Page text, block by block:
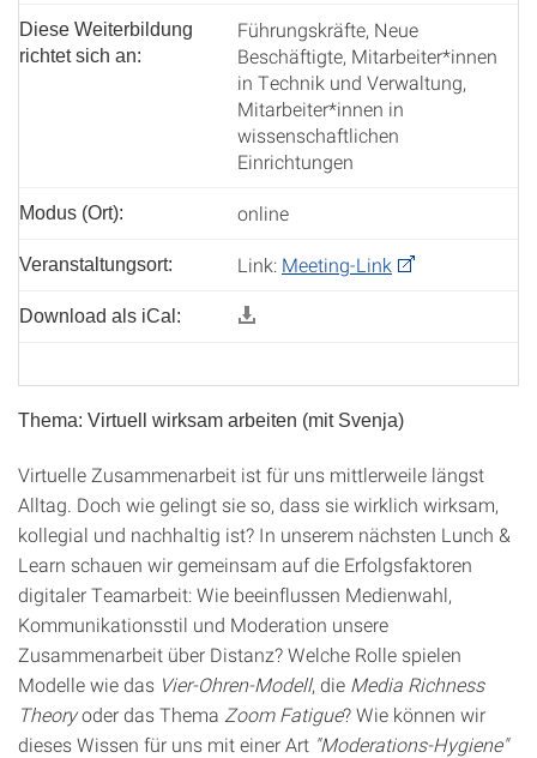
Diese Weiterbildung
richtet sich an:
Führungskräfte, Neue
Beschäftigte, Mitarbeiter*innen
in Technik und Verwaltung,
Mitarbeiter*innen in
wissenschaftlichen
Einrichtungen
Modus (Ort): online
Veranstaltungsort: Link: Meeting-Link
Download als iCal:
Thema: Virtuell wirksam arbeiten (mit Svenja)
Virtuelle Zusammenarbeit ist für uns mittlerweile längst
Alltag. Doch wie gelingt sie so, dass sie wirklich wirksam,
kollegial und nachhaltig ist? In unserem nächsten Lunch &
Learn schauen wir gemeinsam auf die Erfolgsfaktoren
digitaler Teamarbeit: Wie beeinflussen Medienwahl,
Kommunikationsstil und Moderation unsere
Zusammenarbeit über Distanz? Welche Rolle spielen
Modelle wie das Vier-Ohren-Modell, die Media Richness
Theoryoder das Thema Zoom Fatigue? Wie können wir
dieses Wissen für uns mit einer Art "Moderations-Hygiene"